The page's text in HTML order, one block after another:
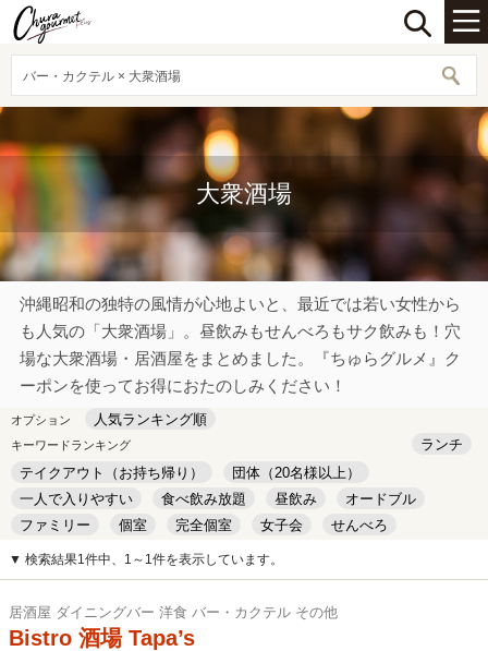
バー・カクテル × 大衆酒場
大衆酒場
沖縄昭和の独特の風情が心地よいと、最近では若い女性から
も人気の「大衆酒場」。昼飲みもせんべろもサク飲みも！穴
場な大衆酒場・居酒屋をまとめました。『ちゅらグルメ』ク
ーポンを使ってお得におたのしみください！
オプション 人気ランキング順
キーワードランキング
ランチ
テイクアウト（お持ち帰り）
団体（20名様以上）
一人で入りやすい
食べ飲み放題 昼飲み
オードブル
ファミリー
個室 完全個室 女子会
せんべろ
キッズルーム
安い デート
▼ 検索結果1件中、1～1件を表示しています。
居酒屋 ダイニングバー 洋食 バー・カクテル その他
Bistro 酒場 Tapa’s